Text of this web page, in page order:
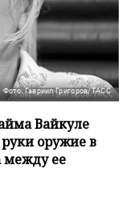
Фото: Гавриил Григоров/ТАСС
Вайкуле
оружие в
между ее